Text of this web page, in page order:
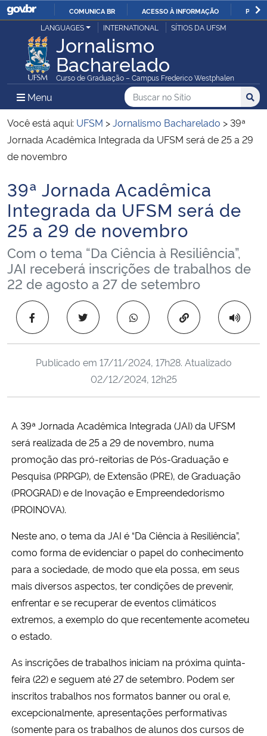
IR
PARA
O
CONTEÚDO
COMUNICA BR ACESSO À INFORMAÇÃO
Ministério da Justiça e Segurança Pública
Ministério da Defesa
Ministério das Relações Exteriores
Ministério da Economia
Ministério da Infraestrutura
Ministério da Agricultura, Pecuária e Abastecimento
Ministério da Cidadania
Ministério da Saúde
Ministério do Desenvolvimento Regional
Controladoria-Geral da União
Ministério da Mulher, da Família e dos Direitos Humanos
Gabinete de Segurança Institucional
Advocacia-Geral da União
LANGUAGES INTERNATIONAL SÍTIOS DA UFSM
Jornalismo
Bacharelado
Curso de Graduação – Campus Frederico Westphalen
Menu Menu Principal do Sítio
Busca
Buscar no no Sítio
Busca:
Você está aqui: UFSM >Jornalismo Bacharelado >39ª
Jornada Acadêmica Integrada da UFSM será de 25 a 29
de novembro
Início do conteúdo
39ª Jornada Acadêmica
Integrada da UFSM será de
25 a 29 de novembro
Com o tema “Da Ciência à Resiliência”,
JAI receberá inscrições de trabalhos de
22 de agosto a 27 de setembro
Copiar para área
Publicado em 17/11/2024, 17h28. Atualizado
02/12/2024, 12h25
A 39ª Jornada Acadêmica Integrada (JAI) da UFSM
será realizada de 25 a 29 de novembro, numa
promoção das pró-reitorias de Pós-Graduação e
Pesquisa (PRPGP), de Extensão (PRE), de Graduação
(PROGRAD) e de Inovação e Empreendedorismo
(PROINOVA).
Neste ano, o tema da JAI é “Da Ciência à Resiliência”,
como forma de evidenciar o papel do conhecimento
para a sociedade, de modo que ela possa, em seus
mais diversos aspectos, ter condições de prevenir,
enfrentar e se recuperar de eventos climáticos
extremos, a exemplo do que recentemente acometeu
o estado.
As inscrições de trabalhos iniciam na próxima quinta-
feira (22) e seguem até 27 de setembro. Podem ser
inscritos trabalhos nos formatos banner ou oral e,
excepcionalmente, apresentações performativas
(somente para os trabalhos de alunos dos cursos de